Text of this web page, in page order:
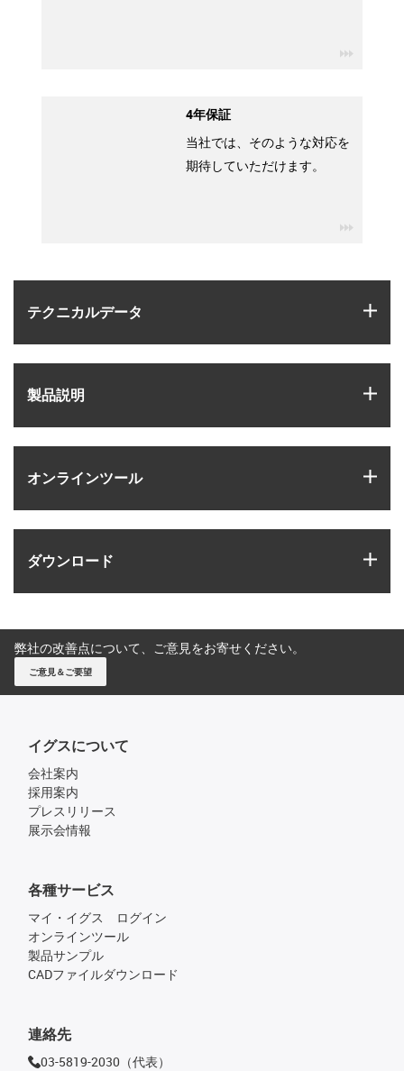
テクニカルデータ
製品説明
オンラインツール
ダウンロード
4年保証
当社では、そのような対応を
期待していただけます。
弊社の改善点について、ご意見をお寄せください。
ご意見＆ご要望
イグスについて
会社案内
採用案内
プレスリリース
展示会情報
各種サービス
マイ・イグス ログイン
オンラインツール
製品サンプル
CADファイルダウンロード
連絡先
03-5819-2030（代表）